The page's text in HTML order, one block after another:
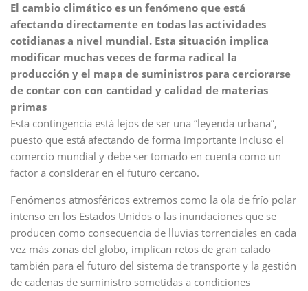
El cambio climático es un fenómeno que está
afectando directamente en todas las actividades
cotidianas a nivel mundial. Esta situación implica
modificar muchas veces de forma radical la
producción y el mapa de suministros para cerciorarse
de contar con con cantidad y calidad de materias
primas
Esta contingencia está lejos de ser una “leyenda urbana”,
puesto que está afectando de forma importante incluso el
comercio mundial y debe ser tomado en cuenta como un
factor a considerar en el futuro cercano.
Fenómenos atmosféricos extremos como la ola de frío polar
intenso en los Estados Unidos o las inundaciones que se
producen como consecuencia de lluvias torrenciales en cada
vez más zonas del globo, implican retos de gran calado
también para el futuro del sistema de transporte y la gestión
de cadenas de suministro sometidas a condiciones